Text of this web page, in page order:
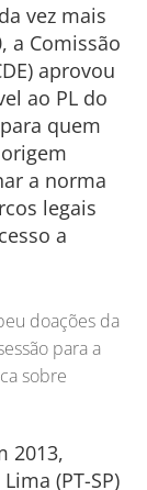
vez mais
a Comissão
aprovou
ao PL do
quem
a norma
legais
a
doações da
para a
sobre
2013,
(PT-SP)